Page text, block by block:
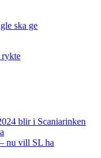
rykte
blir i Scaniarinken
nu vill SL ha